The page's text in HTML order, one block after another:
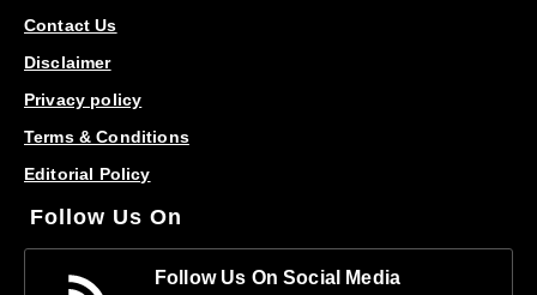
Contact Us
Disclaimer
Privacy policy
Terms & Conditions
Editorial Policy
Follow Us On
Follow Us On Social Media